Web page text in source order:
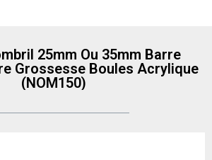
25mm Ou 35mm Barre
Grossesse Boules Acrylique
(NOM150)